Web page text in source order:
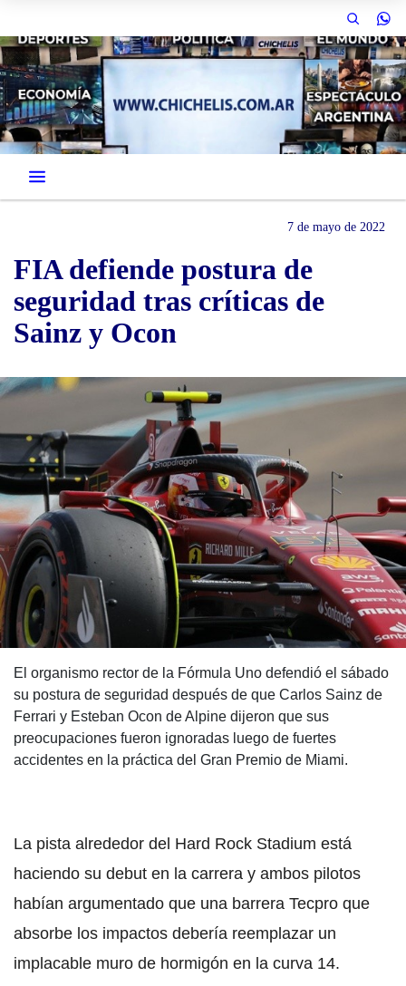
7 de mayo de 2022
FIA defiende postura de
seguridad tras críticas de
Sainz y Ocon
El organismo rector de la Fórmula Uno defendió el sábado
su postura de seguridad después de que Carlos Sainz de
Ferrari y Esteban Ocon de Alpine dijeron que sus
preocupaciones fueron ignoradas luego de fuertes
accidentes en la práctica del Gran Premio de Miami.
La pista alrededor del Hard Rock Stadium está
haciendo su debut en la carrera y ambos pilotos
habían argumentado que una barrera Tecpro que
absorbe los impactos debería reemplazar un
implacable muro de hormigón en la curva 14.